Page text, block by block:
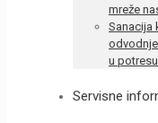
mreže
Sanacija
u potresu
Servisne